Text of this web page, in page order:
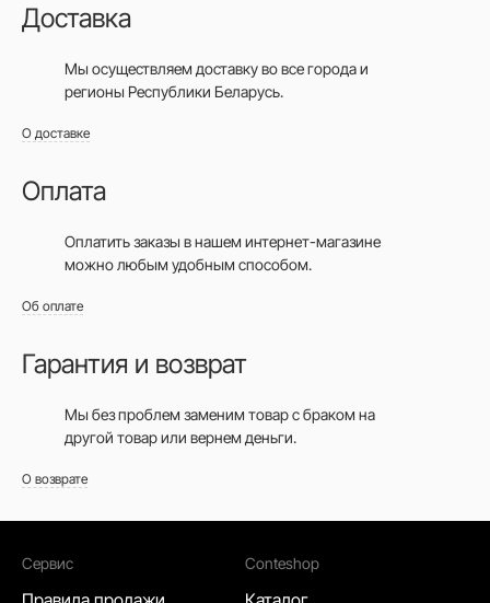
Доставка
Мы осуществляем доставку во все городаи
регионы Республики Беларусь.
О доставке
Оплата
Оплатить заказы в нашем интернет-магазине
можно любым удобным способом.
Об оплате
Гарантия и возврат
Мы без проблем заменим товар с браком на
другой товар или вернем деньги.
О возврате
Сервис Conteshop